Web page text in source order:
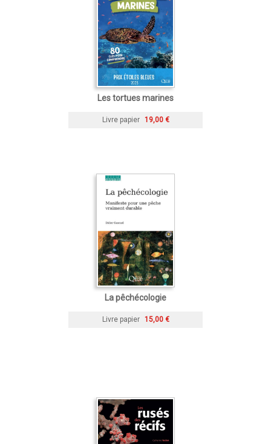
Les tortues marines
Livre papier 19,00 €
La pêchécologie
Livre papier 15,00 €